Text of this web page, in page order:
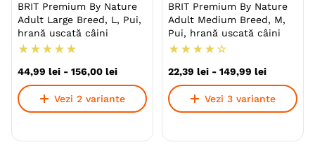
BRIT Premium By Nature
Adult Large Breed, L, Pui,
hrană uscată câini
★ ★ ★ ★ ★
44,99 lei - 156,00 lei
Vezi 2 variante
BRIT Premium By Nature
Adult Medium Breed, M,
Pui, hrană uscată câini
★ ★ ★ ★ ☆
22,39 lei - 149,99 lei
Vezi 3 variante